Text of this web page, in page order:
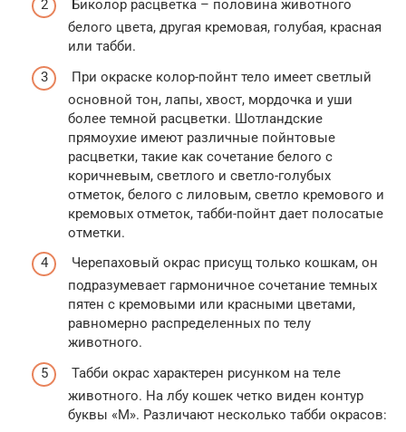
Биколор расцветка – половина животного
белого цвета, другая кремовая, голубая, красная
или табби.
При окраске колор-пойнт тело имеет светлый
основной тон, лапы, хвост, мордочка и уши
более темной расцветки. Шотландские
прямоухие имеют различные пойнтовые
расцветки, такие как сочетание белого с
коричневым, светлого и светло-голубых
отметок, белого с лиловым, светло кремового и
кремовых отметок, табби-пойнт дает полосатые
отметки.
Черепаховый окрас присущ только кошкам, он
подразумевает гармоничное сочетание темных
пятен с кремовыми или красными цветами,
равномерно распределенных по телу
животного.
Табби окрас характерен рисунком на теле
животного. На лбу кошек четко виден контур
буквы «М». Различают несколько табби окрасов: